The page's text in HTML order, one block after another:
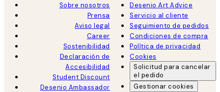
Sobre nosotros
Prensa
Aviso legal
Career
Sostenibilidad
Declaración de
Accesibilidad
Student Discount
Desenio Ambassador
Desenio Art Advice
Servicio al cliente
Seguimiento de pedidos
Condiciones de compra
Política de privacidad
Cookies
Solicitud para cancelar
el pedido
Gestionar cookies